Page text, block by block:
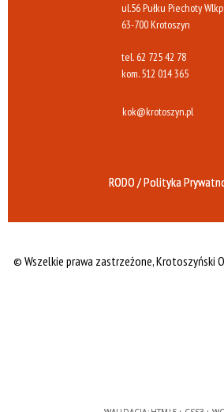
ul.56 Pułku Piechoty
63-700 Krotoszyn
tel. 62 725 42 78
kom.512 014 365
kok@krotoszyn.pl
RODO / Polityka
© Wszelkie prawa zastrzeżone,Krotoszyński